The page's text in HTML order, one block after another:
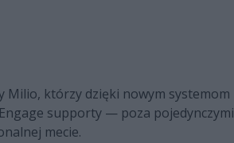
Milio, którzy dzięki nowym systemom
supporty — poza pojedynczymi
mecie.